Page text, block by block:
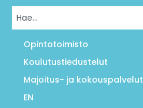
Opintotoimisto
Koulutustiedustelut
Majoitus- ja kokouspalvelut
EN